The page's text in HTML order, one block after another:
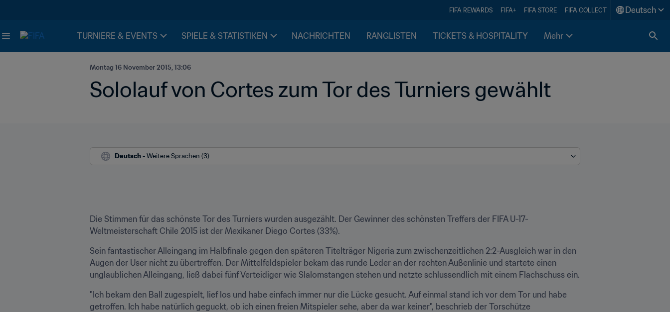
FIFA REWARDS FIFA+ FIFA STORE FIFA COLLECT Deutsch
TURNIERE & EVENTS SPIELE & STATISTIKEN NACHRICHTEN RANGLISTEN TICKETS & HOSPITALITY Mehr
Montag 16 November 2015, 13:06
Sololauf von Cortes zum Tor des Turniers gewählt
Deutsch - Weitere Sprachen (3)
Die Stimmen für das schönste Tor des Turniers wurden ausgezählt. Der Gewinner des schönsten Treffers der FIFA U-17-
Weltmeisterschaft Chile 2015 ist der Mexikaner Diego Cortes (33%).
Sein fantastischer Alleingang im Halbfinale gegen den späteren Titelträger Nigeria zum zwischenzeitlichen 2:2-Ausgleich war in den
Augen der User nicht zu übertreffen. Der Mittelfeldspieler bekam das runde Leder an der rechten Außenlinie und startete einen
unglaublichen Alleingang, ließ dabei fünf Verteidiger wie Slalomstangen stehen und netzte schlussendlich mit einem Flachschuss ein.
"Ich bekam den Ball zugespielt, lief los und habe einfach immer nur die Lücke gesucht. Auf einmal stand ich vor dem Tor und habe
getroffen. Ich habe natürlich geguckt, ob ich einen freien Mitspieler sehe, aber da war keiner", beschrieb der Torschütze